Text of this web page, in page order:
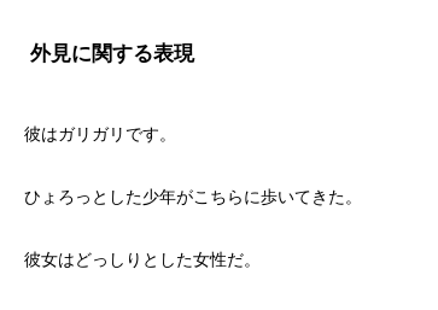
外見に関する表現
彼はガリガリです。
ひょろっとした少年がこちらに歩いてきた。
彼女はどっしりとした女性だ。